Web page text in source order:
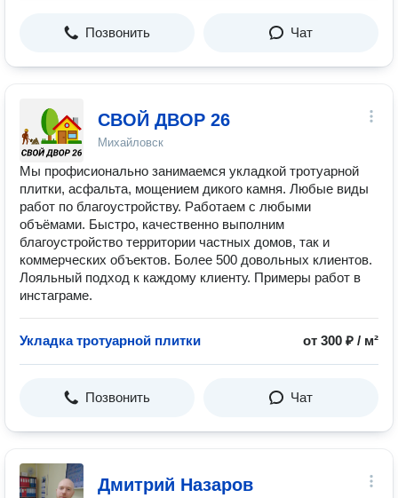
Позвонить Чат
СВОЙ ДВОР 26
Михайловск
Мы профисионально занимаемся укладкой тротуарной
плитки, асфальта, мощением дикого камня. Любые виды
работ по благоустройству. Работаем с любыми
объёмами. Быстро, качественно выполним
благоустройство территории частных домов, так и
коммерческих объектов. Более 500 довольных клиентов.
Лояльный подход к каждому клиенту. Примеры работ в
инстаграме.
Укладка тротуарной плитки от 300 ₽ / м²
Позвонить Чат
Дмитрий Назаров